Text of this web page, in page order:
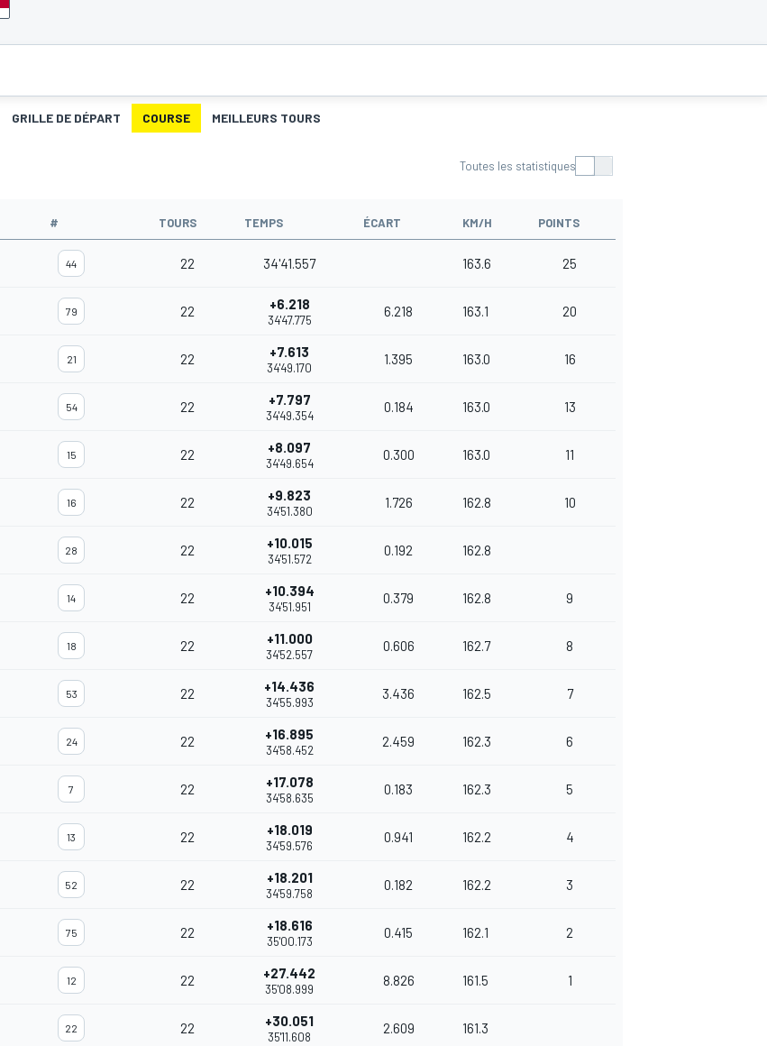
GRILLE DE DÉPART COURSE MEILLEURS TOURS
Toutes les statistiques
# TOURS TEMPS ÉCART KM/H POINTS
44 22 34'41.557 163.6 25
79 22 +6.218
34'47.775
6.218 163.1 20
21 22 +7.613
34'49.170
1.395 163.0 16
54 22 +7.797
34'49.354
0.184 163.0 13
15 22 +8.097
34'49.654
0.300 163.0 11
16 22 +9.823
34'51.380
1.726 162.8 10
28 22 +10.015
34'51.572
0.192 162.8
14 22 +10.394
34'51.951
0.379 162.8 9
18 22 +11.000
34'52.557
0.606 162.7 8
53 22 +14.436
34'55.993
3.436 162.5 7
24 22 +16.895
34'58.452
2.459 162.3 6
7 22 +17.078
34'58.635
0.183 162.3 5
13 22 +18.019
34'59.576
0.941 162.2 4
52 22 +18.201
34'59.758
0.182 162.2 3
75 22 +18.616
35'00.173
0.415 162.1 2
12 22 +27.442
35'08.999
8.826 161.5 1
22 22 +30.051
35'11.608
2.609 161.3